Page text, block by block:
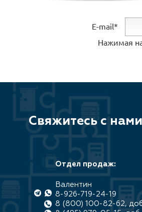
E-mail*
Нажимая
Свяжитесь с нами
Отдел продаж:
Валентин
8-926-719-24-19
8 (800) 100-82-62,